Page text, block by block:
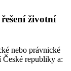
životní
nebo právnické
České republiky a: